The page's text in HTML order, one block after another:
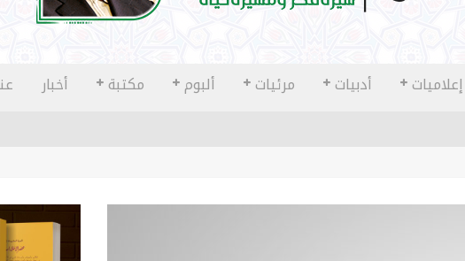
إعلاميات أدبيات مرئيات ألبوم مكتبة أخبار